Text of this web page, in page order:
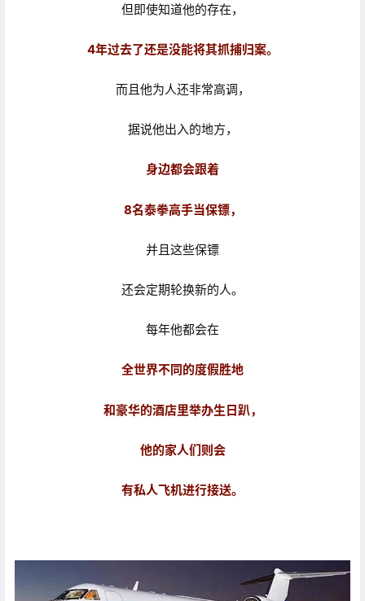
但即使知道他的存在，
4年过去了还是没能将其抓捕归案。
而且他为人还非常高调，
据说他出入的地方，
身边都会跟着
8名泰拳高手当保镖，
并且这些保镖
还会定期轮换新的人。
每年他都会在
全世界不同的度假胜地
和豪华的酒店里举办生日趴，
他的家人们则会
有私人飞机进行接送。